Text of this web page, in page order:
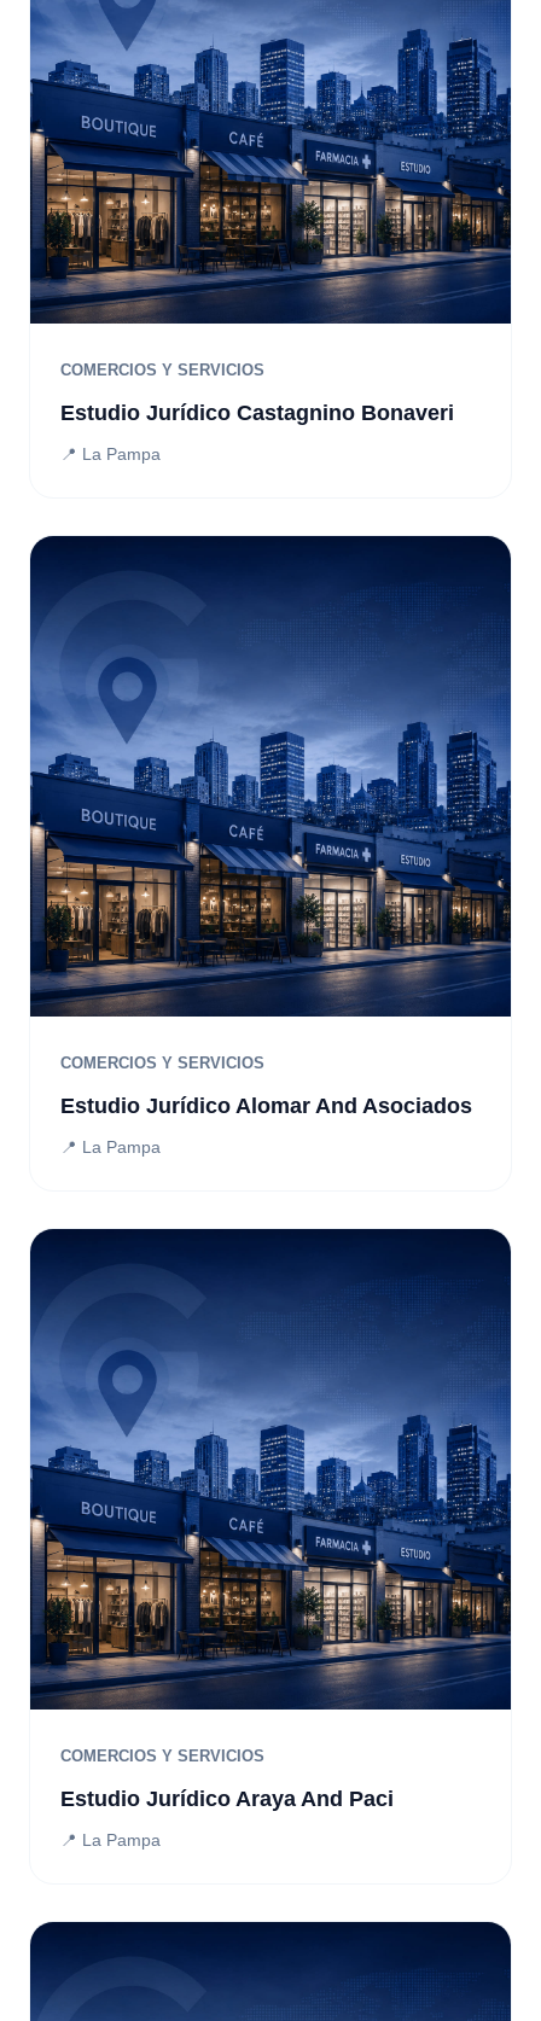
COMERCIOS Y SERVICIOS
Estudio Jurídico Castagnino Bonaveri
📍 La Pampa
COMERCIOS Y SERVICIOS
Estudio Jurídico Alomar And Asociados
📍 La Pampa
COMERCIOS Y SERVICIOS
Estudio Jurídico Araya And Paci
📍 La Pampa